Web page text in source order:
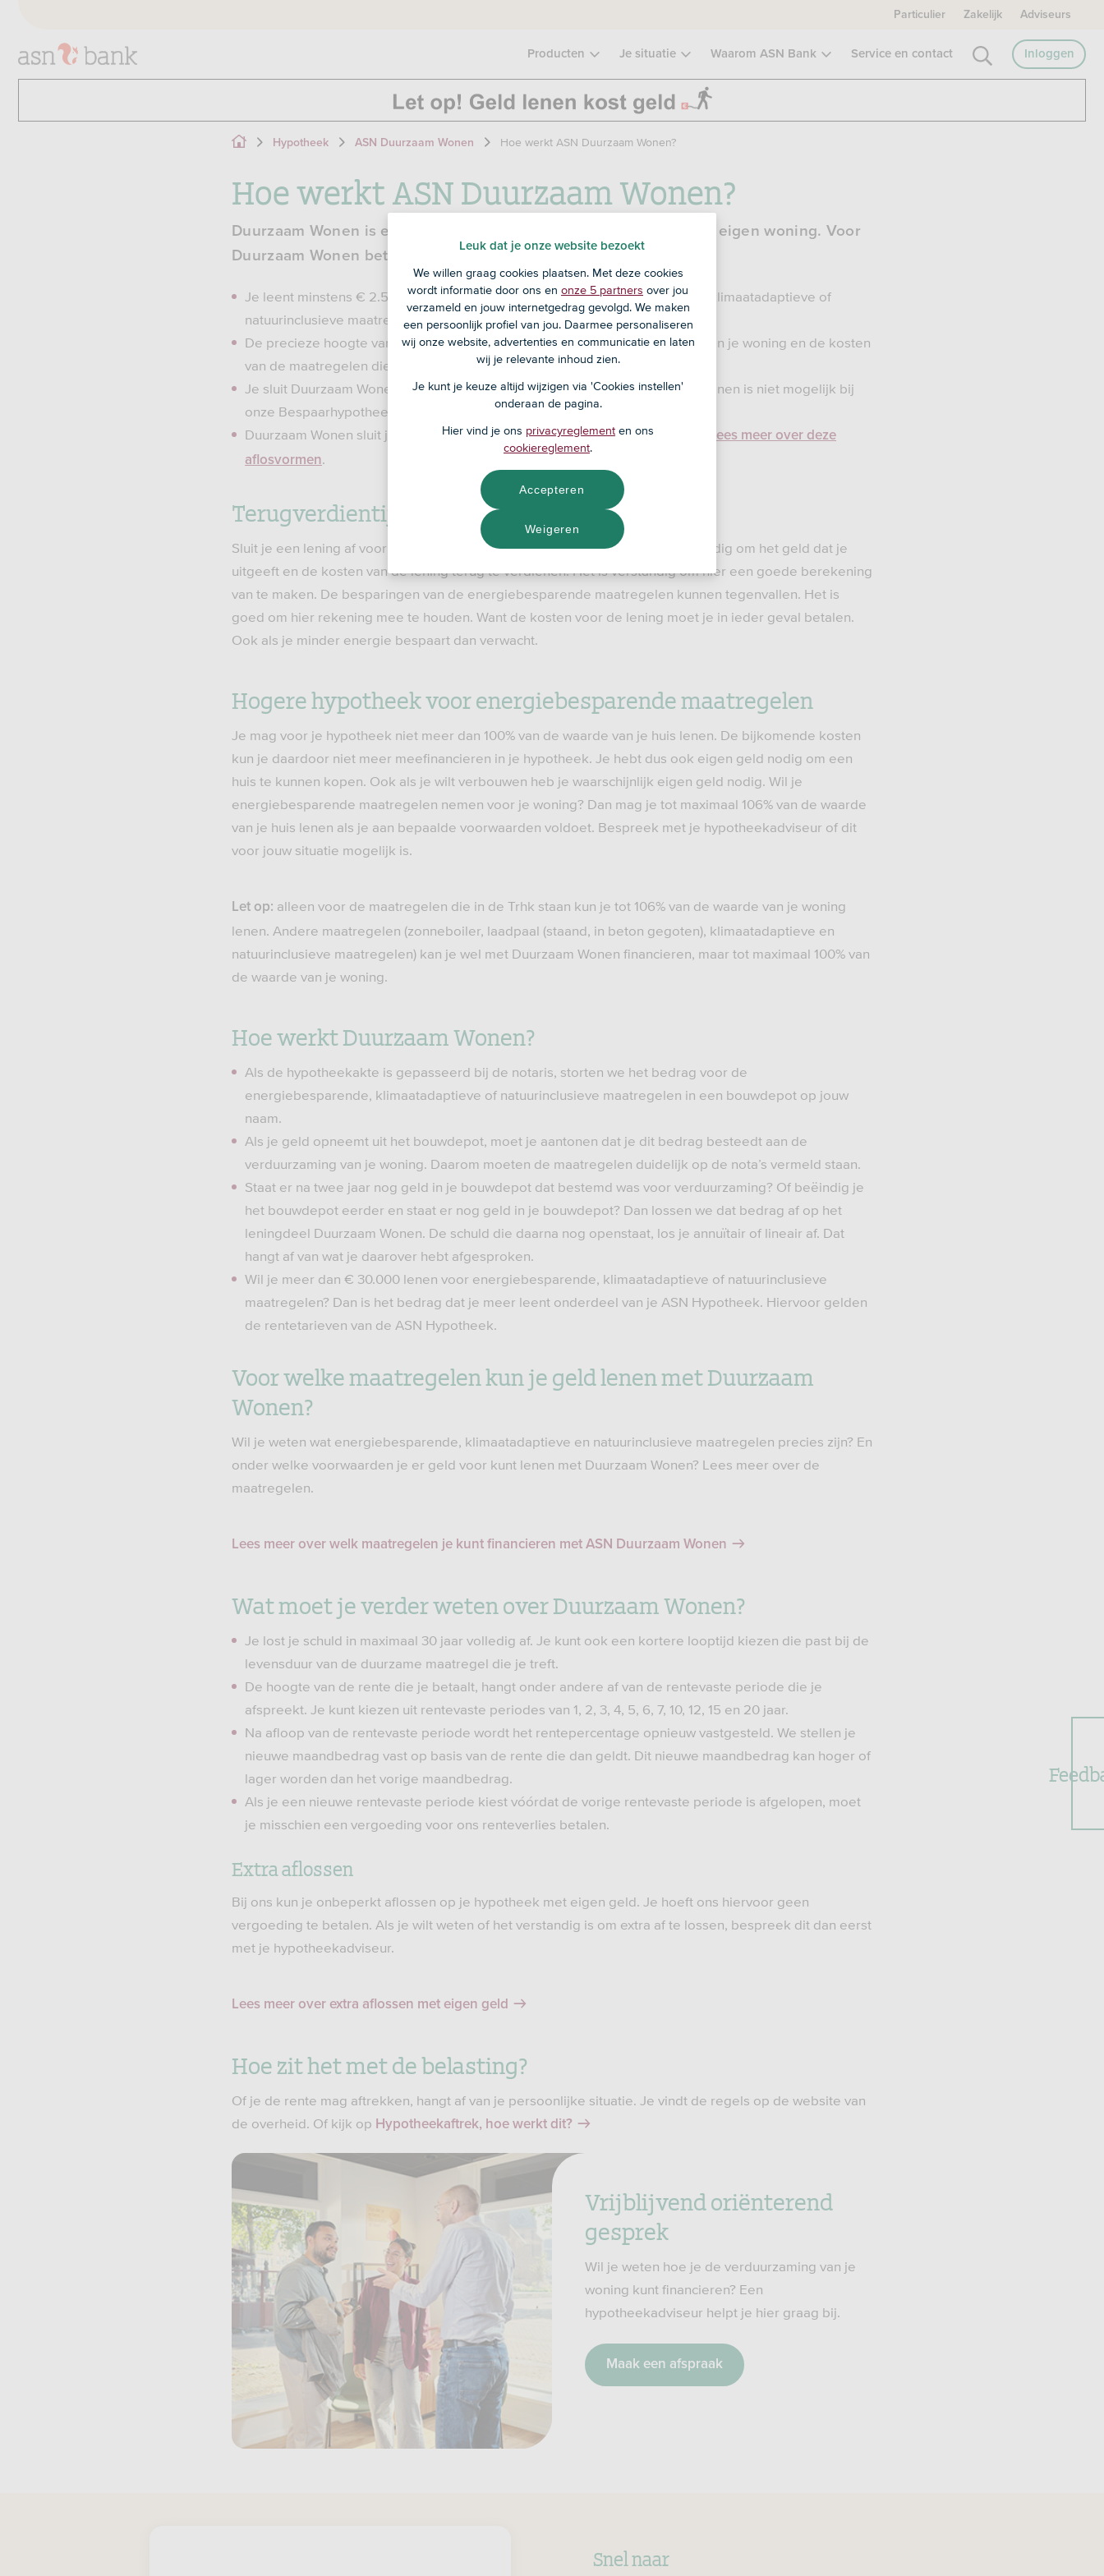
Particulier Zakelijk Adviseurs
Producten Je situatie Waarom ASN Bank Service en contact Inloggen
Hypotheek ASN Duurzaam Wonen Hoe werkt ASN Duurzaam Wonen?
Hoe werkt ASN Duurzaam Wonen?
Duurzaam Wonen is een leningdeel voor de verduurzaming van je eigen woning. Voor
Duurzaam Wonen betaal je een lagere rente.
Je leent minstens € 2.500 en maximaal € 30.000 voor energiebesparende, klimaatadaptieve of
natuurinclusieve maatregelen.
De precieze hoogte van je lening is afhankelijk van je inkomen, de waarde van je woning en de kosten
van de maatregelen die je neemt.
Je sluit Duurzaam Wonen af samen met een hypotheek bij ons. Duurzaam Wonen is niet mogelijk bij
onze Bespaarhypotheek.
Duurzaam Wonen sluit je af als annuïteitenhypotheek of lineaire hypotheek.
Lees meer over deze
aflosvormen.
Terugverdientijd en besparing
Sluit je een lening af voor energiebesparende maatregelen? Dan heb je tijd nodig om het geld dat je
uitgeeft en de kosten van de lening terug te verdienen. Het is verstandig om hier een goede berekening
van te maken. De besparingen van de energiebesparende maatregelen kunnen tegenvallen. Het is
goed om hier rekening mee te houden. Want de kosten voor de lening moet je in ieder geval betalen.
Ook als je minder energie bespaart dan verwacht.
Hogere hypotheek voor energiebesparende maatregelen
Je mag voor je hypotheek niet meer dan 100% van de waarde van je huis lenen. De bijkomende kosten
kun je daardoor niet meer meefinancieren in je hypotheek. Je hebt dus ook eigen geld nodig om een
huis te kunnen kopen. Ook als je wilt verbouwen heb je waarschijnlijk eigen geld nodig. Wil je
energiebesparende maatregelen nemen voor je woning? Dan mag je tot maximaal 106% van de waarde
van je huis lenen als je aan bepaalde voorwaarden voldoet. Bespreek met je hypotheekadviseur of dit
voor jouw situatie mogelijk is.
Let op: alleen voor de maatregelen die in de Trhk staan kun je tot 106% van de waarde van je woning
lenen. Andere maatregelen (zonneboiler, laadpaal (staand, in beton gegoten), klimaatadaptieve en
natuurinclusieve maatregelen) kan je wel met Duurzaam Wonen financieren, maar tot maximaal 100% van
de waarde van je woning.
Hoe werkt Duurzaam Wonen?
Als de hypotheekakte is gepasseerd bij de notaris, storten we het bedrag voor de
energiebesparende, klimaatadaptieve of natuurinclusieve maatregelen in een bouwdepot op jouw
naam.
Als je geld opneemt uit het bouwdepot, moet je aantonen dat je dit bedrag besteedt aan de
verduurzaming van je woning. Daarom moeten de maatregelen duidelijk op de nota’s vermeld staan.
Staat er na twee jaar nog geld in je bouwdepot dat bestemd was voor verduurzaming? Of beëindig je
het bouwdepot eerder en staat er nog geld in je bouwdepot? Dan lossen we dat bedrag af op het
leningdeel Duurzaam Wonen. De schuld die daarna nog openstaat, los je annuïtair of lineair af. Dat
hangt af van wat je daarover hebt afgesproken.
Wil je meer dan € 30.000 lenen voor energiebesparende, klimaatadaptieve of natuurinclusieve
maatregelen? Dan is het bedrag dat je meer leent onderdeel van je ASN Hypotheek. Hiervoor gelden
de rentetarieven van de ASN Hypotheek.
Voor welke maatregelen kun je geld lenen met Duurzaam
Wonen?
Wil je weten wat energiebesparende, klimaatadaptieve en natuurinclusieve maatregelen precies zijn? En
onder welke voorwaarden je er geld voor kunt lenen met Duurzaam Wonen? Lees meer over de
maatregelen.
Lees meer over welk maatregelen je kunt financieren met ASN Duurzaam Wonen
Wat moet je verder weten over Duurzaam Wonen?
Je lost je schuld in maximaal 30 jaar volledig af. Je kunt ook een kortere looptijd kiezen die past bij de
levensduur van de duurzame maatregel die je treft.
De hoogte van de rente die je betaalt, hangt onder andere af van de rentevaste periode die je
afspreekt. Je kunt kiezen uit rentevaste periodes van 1, 2, 3, 4, 5, 6, 7, 10, 12, 15 en 20 jaar.
Na afloop van de rentevaste periode wordt het rentepercentage opnieuw vastgesteld. We stellen je
nieuwe maandbedrag vast op basis van de rente die dan geldt. Dit nieuwe maandbedrag kan hoger of
lager worden dan het vorige maandbedrag.
Als je een nieuwe rentevaste periode kiest vóórdat de vorige rentevaste periode is afgelopen, moet
je misschien een vergoeding voor ons renteverlies betalen.
Extra aflossen
Bij ons kun je onbeperkt aflossen op je hypotheek met eigen geld. Je hoeft ons hiervoor geen
vergoeding te betalen. Als je wilt weten of het verstandig is om extra af te lossen, bespreek dit dan eerst
met je hypotheekadviseur.
Lees meer over extra aflossen met eigen geld
Hoe zit het met de belasting?
Of je de rente mag aftrekken, hangt af van je persoonlijke situatie. Je vindt de regels op de website van
de overheid. Of kijk op Hypotheekaftrek, hoe werkt dit?
Vrijblijvend oriënterend
gesprek
Wil je weten hoe je de verduurzaming van je
woning kunt financieren? Een
hypotheekadviseur helpt je hier graag bij.
Maak een afspraak
Snel naar
Leuk dat je onze website bezoekt
We willen graag cookies plaatsen. Met deze cookies
wordt informatie door ons en onze 5 partners over jou
verzameld en jouw internetgedrag gevolgd. We maken
een persoonlijk profiel van jou. Daarmee personaliseren
wij onze website, advertenties en communicatie en laten
wij je relevante inhoud zien.
Je kunt je keuze altijd wijzigen via 'Cookies instellen'
onderaan de pagina.
Hier vind je ons privacyreglement en ons
cookiereglement.
Weigeren
Accepteren